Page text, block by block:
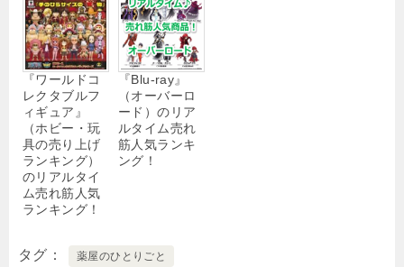
『ワールドコ
レクタブルフ
ィギュア』
（ホビー・玩
具の売り上げ
ランキング）
のリアルタイ
ム売れ筋人気
ランキング！
『Blu-ray』
（オーバーロ
ード）のリア
ルタイム売れ
筋人気ランキ
ング！
タグ 薬屋のひとりごと